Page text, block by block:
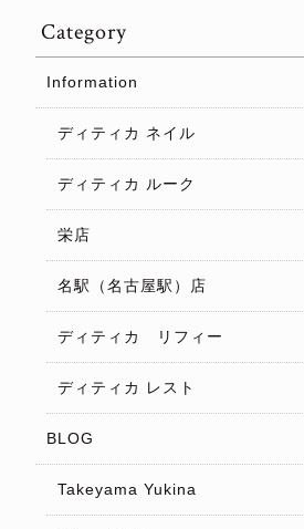
Category
Information
ディティカ ネイル
ディティカ ルーク
栄店
名駅（名古屋駅）店
ディティカ リフィー
ディティカ レスト
BLOG
Takeyama Yukina